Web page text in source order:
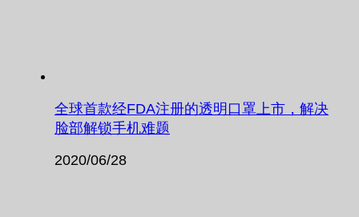
全球首款经FDA注册的透明口罩上市，解决
脸部解锁手机难题
2020/06/28